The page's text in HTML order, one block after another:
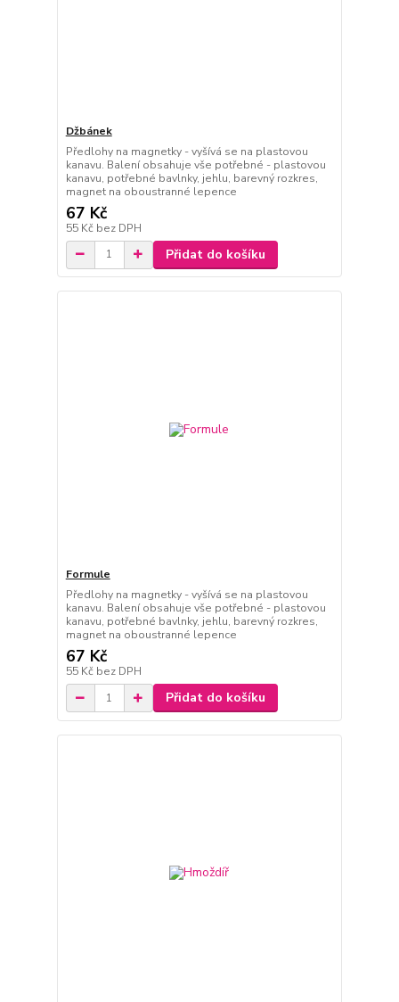
Džbánek
Předlohy na magnetky - vyšívá se na plastovou
kanavu. Balení obsahuje vše potřebné - plastovou
kanavu, potřebné bavlnky, jehlu, barevný rozkres,
magnet na oboustranné lepence
67 Kč
55 Kč bez DPH
Přidat do košíku
Formule
Předlohy na magnetky - vyšívá se na plastovou
kanavu. Balení obsahuje vše potřebné - plastovou
kanavu, potřebné bavlnky, jehlu, barevný rozkres,
magnet na oboustranné lepence
67 Kč
55 Kč bez DPH
Přidat do košíku